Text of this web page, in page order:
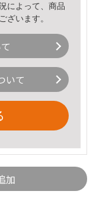
によって、商品
ざいます。
いて
加